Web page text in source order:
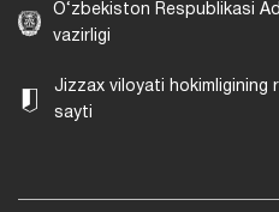
O‘zbekiston Respublikasi
vazirligi
Jizzax viloyati hokimligining
sayti